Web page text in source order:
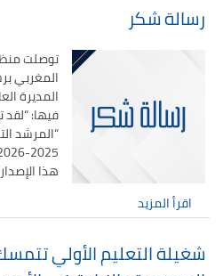
رسالة شكر
توصلت
المغربي
المديرة
فيها:
“المرشد
هذا
اقرأ المزيد
شغيلة التعليم الأولي